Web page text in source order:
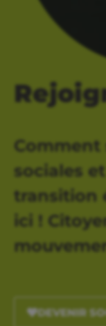
Comment
sociales
transition
ici !
DEVENIR